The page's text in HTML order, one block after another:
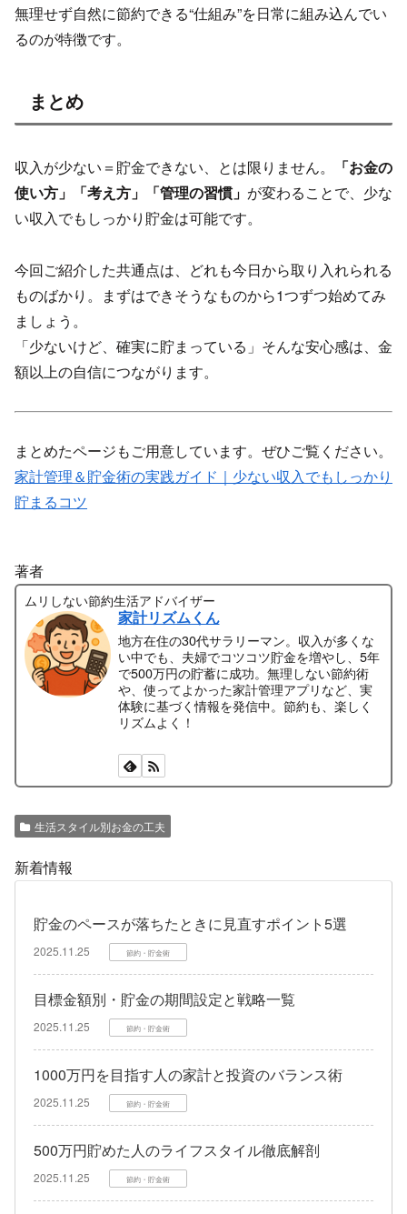
無理せず自然に節約できる“仕組み”を日常に組み込んでい
るのが特徴です。
まとめ
収入が少ない＝貯金できない、とは限りません。
「お金の
使い方」「考え方」「管理の習慣」 が変わることで、少な
い収入でもしっかり貯金は可能です。
今回ご紹介した共通点は、どれも今日から取り入れられる
ものばかり。まずはできそうなものから1つずつ始めてみ
ましょう。
「少ないけど、確実に貯まっている」そんな安心感は、金
額以上の自信につながります。
まとめたページもご用意しています。ぜひご覧ください。
家計管理＆貯金術の実践ガイド｜少ない収入でもしっかり
貯まるコツ
著者
ムリしない節約生活アドバイザー
家計リズムくん
地方在住の30代サラリーマン。収入が多くな
い中でも、夫婦でコツコツ貯金を増やし、5年
で500万円の貯蓄に成功。無理しない節約術
や、使ってよかった家計管理アプリなど、実
体験に基づく情報を発信中。節約も、楽しく
リズムよく！
生活スタイル別お金の工夫
新着情報
貯金のペースが落ちたときに見直すポイント5選
2025.11.25 節約・貯金術
目標金額別・貯金の期間設定と戦略一覧
2025.11.25 節約・貯金術
1000万円を目指す人の家計と投資のバランス術
2025.11.25 節約・貯金術
500万円貯めた人のライフスタイル徹底解剖
2025.11.25 節約・貯金術